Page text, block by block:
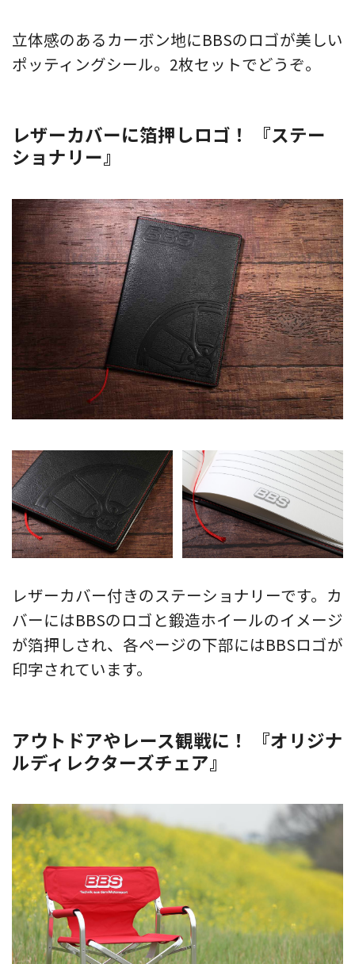
立体感のあるカーボン地にBBSのロゴが美しい
ポッティングシール。2枚セットでどうぞ。
レザーカバーに箔押しロゴ！ 『ステー
ショナリー』
レザーカバー付きのステーショナリーです。カ
バーにはBBSのロゴと鍛造ホイールのイメージ
が箔押しされ、各ページの下部にはBBSロゴが
印字されています。
アウトドアやレース観戦に！ 『オリジナ
ルディレクターズチェア』